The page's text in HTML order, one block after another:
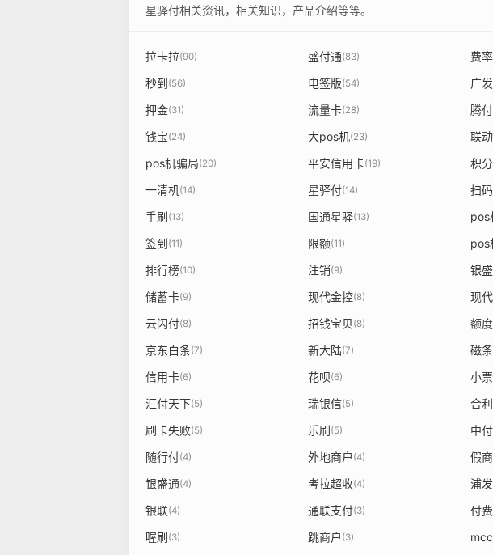
星驿付相关资讯，相关知识，产品介绍等等。
拉卡拉(90) 盛付通(83) 费率
秒到(56) 电签版(54) 广
押金(31) 流量卡(28) 腾
钱宝(24) 大pos机(23) 联
pos机骗局(20) 平安信用卡(19) 积分
一清机(14) 星驿付(14) 扫码
手刷(13) 国通星驿(13) pos
签到(11) 限额(11) pos
排行榜(10) 注销(9) 银盛
储蓄卡(9) 现代金控(8) 现
云闪付(8) 招钱宝贝 (8) 额度
京东白条(7) 新大陆(7) 磁
信用卡(6) 花呗(6) 小票
汇付天下(5) 瑞银信(5) 合
刷卡失败(5) 乐刷(5) 中
随行付(4) 外地商户 (4) 假
银盛通(4) 考拉超收(4) 浦
银联(4) 通联支付(3) 付
喔刷(3) 跳商户 (3) mcc